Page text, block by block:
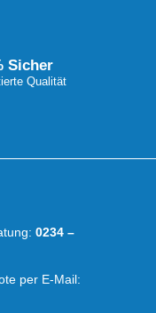
Sicher
Qualität
0234 –
per E-Mail: